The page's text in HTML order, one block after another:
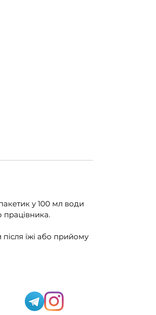
у 100 мл води
їжі або прийому